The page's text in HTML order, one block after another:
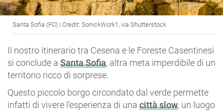
Santa Sofia (FC) | Credit: SonickWork1, via Shutterstock
Il nostro itinerario tra Cesena e le Foreste Casentinesi
si conclude a Santa Sofia, altra meta imperdibile di un
territorio ricco di sorprese.
Questo piccolo borgo circondato dal verde permette
infatti di vivere l’esperienza di una città slow, un luogo